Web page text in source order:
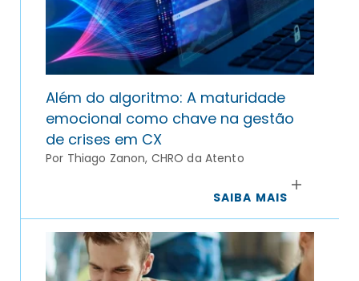
Além do algoritmo: A maturidade
emocional como chave na gestão
de crises em CX
Por Thiago Zanon, CHRO da Atento
SAIBA MAIS